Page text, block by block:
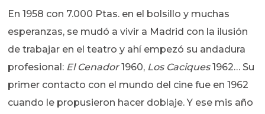
En 1958 con 7.000 Ptas. en el bolsillo y muchas
esperanzas, se mudó a vivir a Madrid con la ilusión
de trabajar en el teatro y ahí empezó su andadura
profesional: El Cenador1960, Los Caciques1962… Su
primer contacto con el mundo del cine fue en 1962
cuando le propusieron hacer doblaje. Y ese mis año